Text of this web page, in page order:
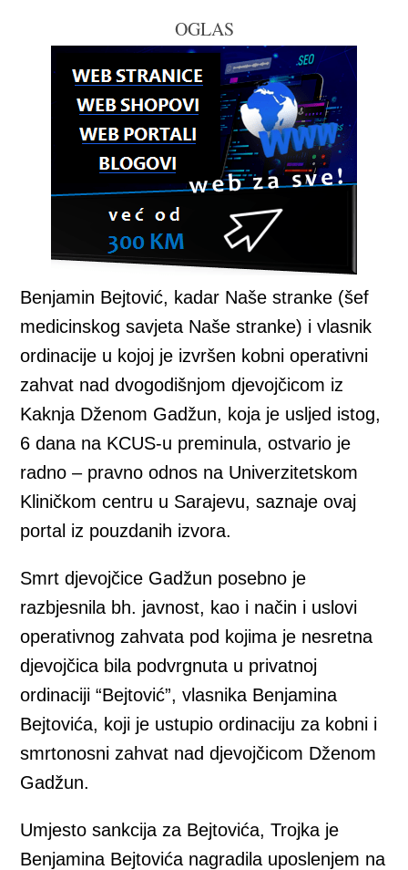
OGLAS
Benjamin Bejtović, kadar Naše stranke (šef
medicinskog savjeta Naše stranke) i vlasnik
ordinacije u kojoj je izvršen kobni operativni
zahvat nad dvogodišnjom djevojčicom iz
Kaknja Dženom Gadžun, koja je usljed istog,
6 dana na KCUS-u preminula, ostvario je
radno – pravno odnos na Univerzitetskom
Kliničkom centru u Sarajevu, saznaje ovaj
portal iz pouzdanih izvora.
Smrt djevojčice Gadžun posebno je
razbjesnila bh. javnost, kao i način i uslovi
operativnog zahvata pod kojima je nesretna
djevojčica bila podvrgnuta u privatnoj
ordinaciji “Bejtović”, vlasnika Benjamina
Bejtovića, koji je ustupio ordinaciju za kobni i
smrtonosni zahvat nad djevojčicom Dženom
Gadžun.
Umjesto sankcija za Bejtovića, Trojka je
Benjamina Bejtovića nagradila uposlenjem na